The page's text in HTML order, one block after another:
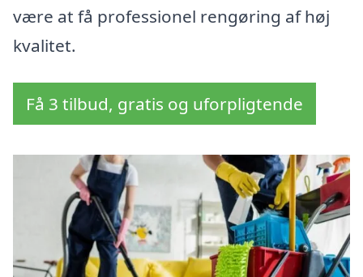
være at få professionel rengøring af høj
kvalitet.
Få 3 tilbud, gratis og uforpligtende